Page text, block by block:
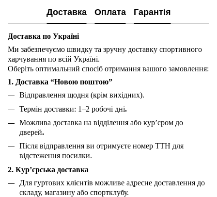
Доставка Оплата Гарантія
Доставка по Україні
Ми забезпечуємо швидку та зручну доставку спортивного
харчування по всій Україні.
Оберіть оптимальний спосіб отримання вашого замовлення:
1. Доставка “Новою поштою”
Відправлення щодня (крім вихідних).
Термін доставки: 1–2 робочі дні.
Можлива доставка на відділення або кур’єром до
дверей.
Після відправлення ви отримуєте номер ТТН для
відстеження посилки.
2. Кур’єрська доставка
Для гуртових клієнтів можливе адресне доставлення до
складу, магазину або спортклубу.